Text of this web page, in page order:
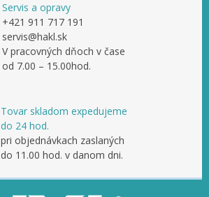
Servis a opravy
+421 911 717 191
servis@hakl.sk
V pracovných dňoch v čase
od 7.00 – 15.00hod.
Tovar skladom expedujeme
do 24 hod.
pri objednávkach zaslaných
do 11.00 hod. v danom dni.